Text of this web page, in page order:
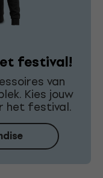
festival!
van
Kies jouw
het festival.